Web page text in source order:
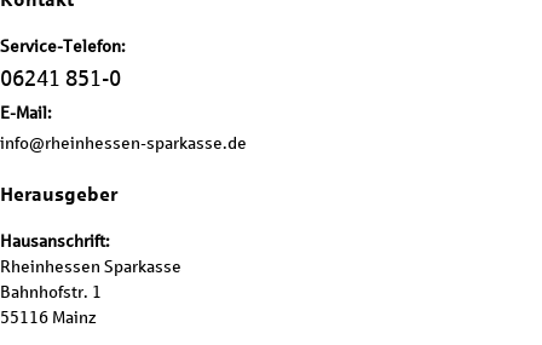
Service-Telefon:
06241 851-0
E-Mail:
info@rheinhessen-sparkasse.de
Herausgeber
Hausanschrift:
Rheinhessen Sparkasse
Bahnhofstr. 1
55116 Mainz